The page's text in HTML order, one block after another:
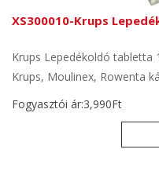
XS300010-Krups
Krups Lepedékoldó tabletta
Krups, Moulinex, Rowenta
Fogyasztói ár:3,990Ft